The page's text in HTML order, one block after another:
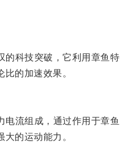
科技突破，它利用章鱼特
的加速效果。
流组成，通过作用于章鱼
的运动能力。